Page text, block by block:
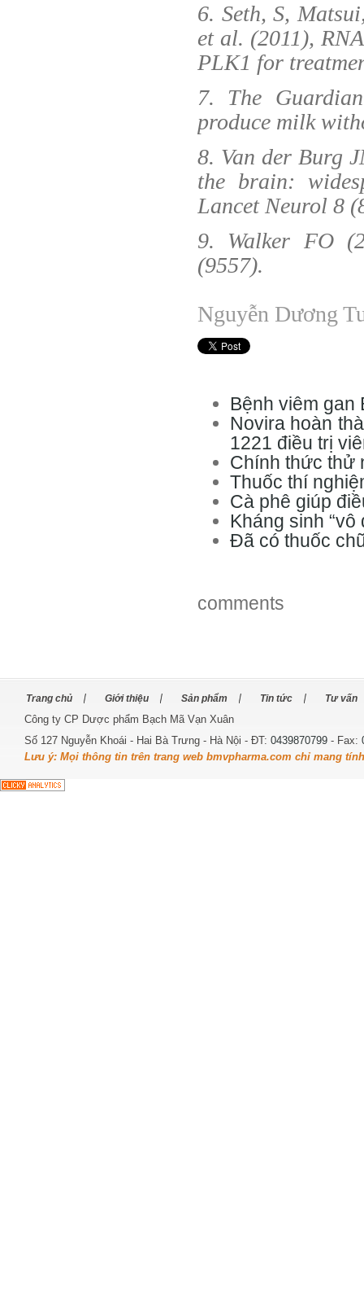
6. Seth, S,
et al. (2011),
PLK1 for
7. The
produce milk
8. Van der Burg
the brain:
Lancet Neurol 8
9. Walker FO
(9557).
Nguyễn Dương
Bệnh viêm gan
Novira hoàn
1221 điều trị
Chính thức thử
Thuốc thí
Cà phê giúp
Kháng sinh
Đã có thuốc
comments
Trang chủ Giới thiệu Sản phẩm Tin tức Tư vấn
Công ty CP Dược phẩm Bạch Mã Vạn Xuân
Số 127 Nguyễn Khoái - Hai Bà Trưng - Hà Nội - ĐT: 0439870799 - Fax:
Lưu ý: Mọi thông tin trên trang web bmvpharma.com chỉ mang